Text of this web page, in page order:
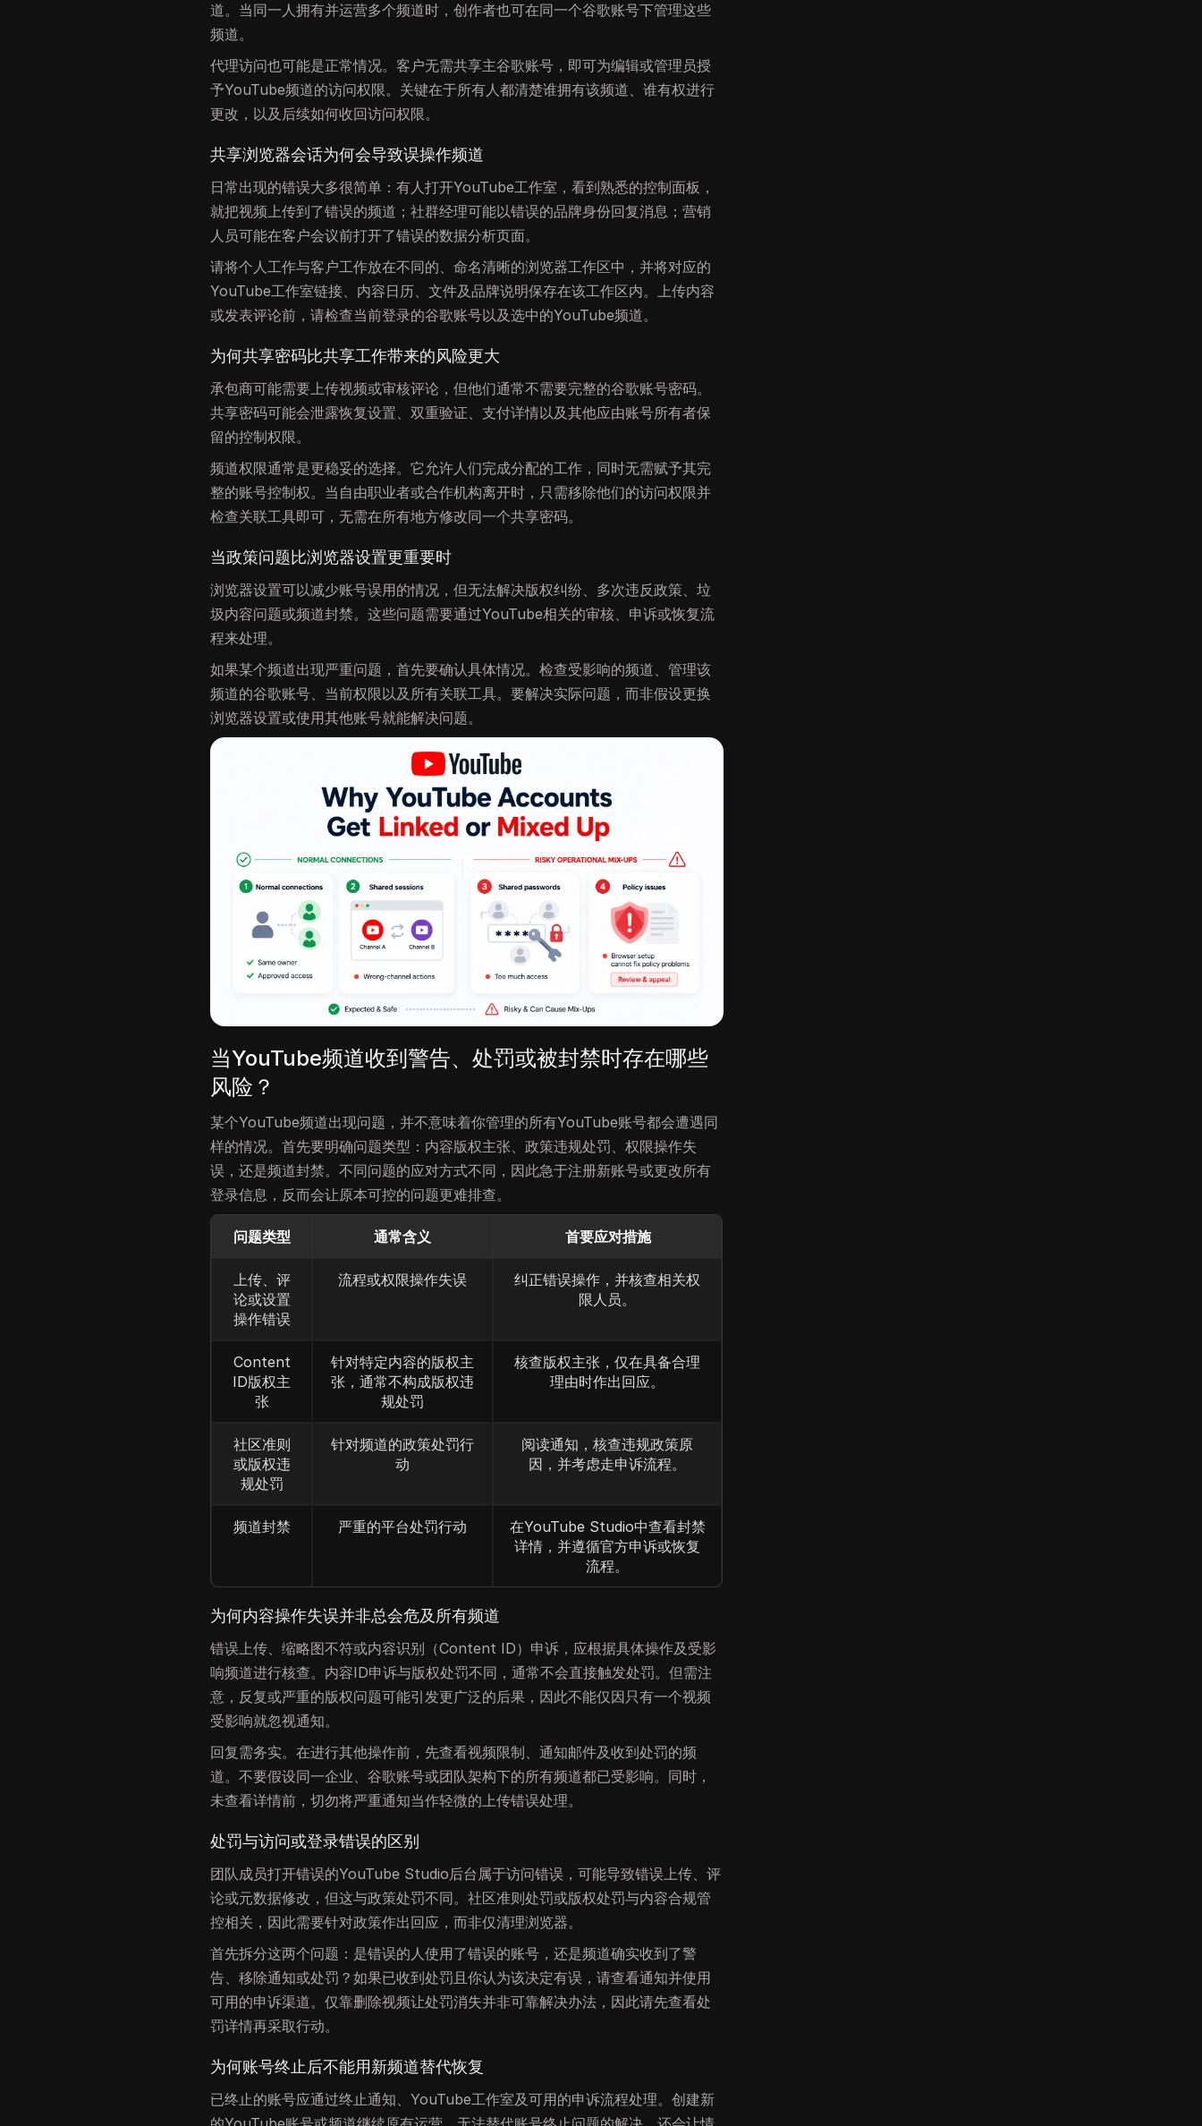
道。当同一人拥有并运营多个频道时，创作者也可在同一个谷歌账号下管理这些
频道。
代理访问也可能是正常情况。客户无需共享主谷歌账号，即可为编辑或管理员授
予YouTube频道的访问权限。关键在于所有人都清楚谁拥有该频道、谁有权进行
更改，以及后续如何收回访问权限。
共享浏览器会话为何会导致误操作频道
日常出现的错误大多很简单：有人打开YouTube工作室，看到熟悉的控制面板，
就把视频上传到了错误的频道；社群经理可能以错误的品牌身份回复消息；营销
人员可能在客户会议前打开了错误的数据分析页面。
请将个人工作与客户工作放在不同的、命名清晰的浏览器工作区中，并将对应的
YouTube工作室链接、内容日历、文件及品牌说明保存在该工作区内。上传内容
或发表评论前，请检查当前登录的谷歌账号以及选中的YouTube频道。
为何共享密码比共享工作带来的风险更大
承包商可能需要上传视频或审核评论，但他们通常不需要完整的谷歌账号密码。
共享密码可能会泄露恢复设置、双重验证、支付详情以及其他应由账号所有者保
留的控制权限。
频道权限通常是更稳妥的选择。它允许人们完成分配的工作，同时无需赋予其完
整的账号控制权。当自由职业者或合作机构离开时，只需移除他们的访问权限并
检查关联工具即可，无需在所有地方修改同一个共享密码。
当政策问题比浏览器设置更重要时
浏览器设置可以减少账号误用的情况，但无法解决版权纠纷、多次违反政策、垃
圾内容问题或频道封禁。这些问题需要通过YouTube相关的审核、申诉或恢复流
程来处理。
如果某个频道出现严重问题，首先要确认具体情况。检查受影响的频道、管理该
频道的谷歌账号、当前权限以及所有关联工具。要解决实际问题，而非假设更换
浏览器设置或使用其他账号就能解决问题。
当YouTube频道收到警告、处罚或被封禁时存在哪些
风险？
某个YouTube频道出现问题，并不意味着你管理的所有YouTube账号都会遭遇同
样的情况。首先要明确问题类型：内容版权主张、政策违规处罚、权限操作失
误，还是频道封禁。不同问题的应对方式不同，因此急于注册新账号或更改所有
登录信息，反而会让原本可控的问题更难排查。
问题类型 通常含义 首要应对措施
上传、评
论或设置
操作错误
流程或权限操作失误
纠正错误操作，并核查相关权
限人员。
Content
ID版权主
张
针对特定内容的版权主
张，通常不构成版权违
规处罚
核查版权主张，仅在具备合理
理由时作出回应。
社区准则
或版权违
规处罚
针对频道的政策处罚行
动
阅读通知，核查违规政策原
因，并考虑走申诉流程。
频道封禁 严重的平台处罚行动
在YouTube Studio中查看封禁
详情，并遵循官方申诉或恢复
流程。
为何内容操作失误并非总会危及所有频道
错误上传、缩略图不符或内容识别（Content ID）申诉，应根据具体操作及受影
响频道进行核查。内容ID申诉与版权处罚不同，通常不会直接触发处罚。但需注
意，反复或严重的版权问题可能引发更广泛的后果，因此不能仅因只有一个视频
受影响就忽视通知。
回复需务实。在进行其他操作前，先查看视频限制、通知邮件及收到处罚的频
道。不要假设同一企业、谷歌账号或团队架构下的所有频道都已受影响。同时，
未查看详情前，切勿将严重通知当作轻微的上传错误处理。
处罚与访问或登录错误的区别
团队成员打开错误的YouTube Studio后台属于访问错误，可能导致错误上传、评
论或元数据修改，但这与政策处罚不同。社区准则处罚或版权处罚与内容合规管
控相关，因此需要针对政策作出回应，而非仅清理浏览器。
首先拆分这两个问题：是错误的人使用了错误的账号，还是频道确实收到了警
告、移除通知或处罚？如果已收到处罚且你认为该决定有误，请查看通知并使用
可用的申诉渠道。仅靠删除视频让处罚消失并非可靠解决办法，因此请先查看处
罚详情再采取行动。
为何账号终止后不能用新频道替代恢复
已终止的账号应通过终止通知、YouTube工作室及可用的申诉流程处理。创建新